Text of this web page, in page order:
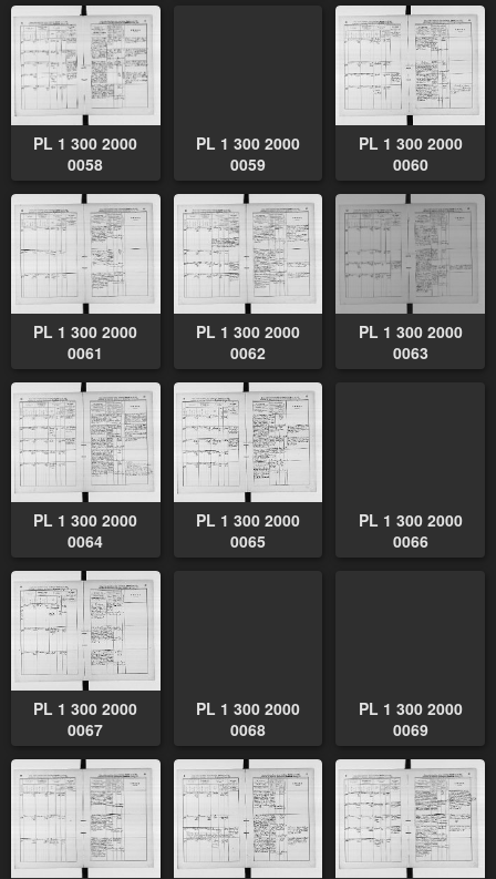
PL 1 300 2000
0058
PL 1 300 2000
0059
PL 1 300 2000
0060
PL 1 300 2000
0061
PL 1 300 2000
0062
PL 1 300 2000
0063
PL 1 300 2000
0064
PL 1 300 2000
0065
PL 1 300 2000
0066
PL 1 300 2000
0067
PL 1 300 2000
0068
PL 1 300 2000
0069